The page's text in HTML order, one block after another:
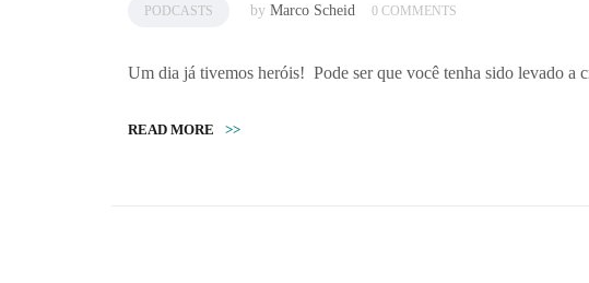
PODCASTS by Marco Scheid 0 COMMENTS
Um dia já tivemos heróis! Pode ser que você tenha sido levado
READ MORE >>